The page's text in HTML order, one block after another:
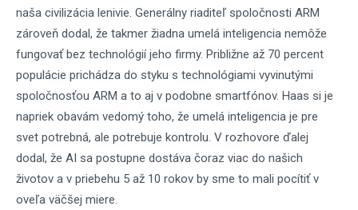
naša civilizácia lenivie. Generálny riaditeľ spoločnosti ARM
zároveň dodal, že takmer žiadna umelá inteligencia nemôže
fungovať bez technológií jeho firmy. Približne až 70 percent
populácie prichádza do styku s technológiami vyvinutými
spoločnosťou ARM a to aj v podobne smartfónov. Haas si je
napriek obavám vedomý toho, že umelá inteligencia je pre
svet potrebná, ale potrebuje kontrolu. V rozhovore ďalej
dodal, že AI sa postupne dostáva čoraz viac do našich
životov a v priebehu 5 až 10 rokov by sme to mali pocítiť v
oveľa väčšej miere.